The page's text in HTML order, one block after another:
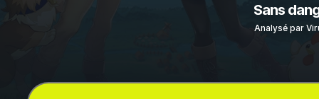
Sans
Analysé par